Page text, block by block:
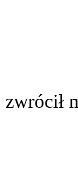
zwrócił